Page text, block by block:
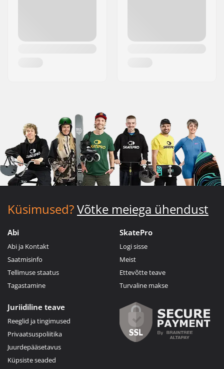
Küsimused?Võtke meiega ühendust
Abi
Abi ja Kontakt
Saatmisinfo
Tellimuse staatus
Tagastamine
SkatePro
Logi sisse
Meist
Ettevõtte teave
Turvaline makse
Juriidiline teave
Reeglid ja tingimused
Privaatsuspoliitika
Juurdepääsetavus
Küpsiste seaded